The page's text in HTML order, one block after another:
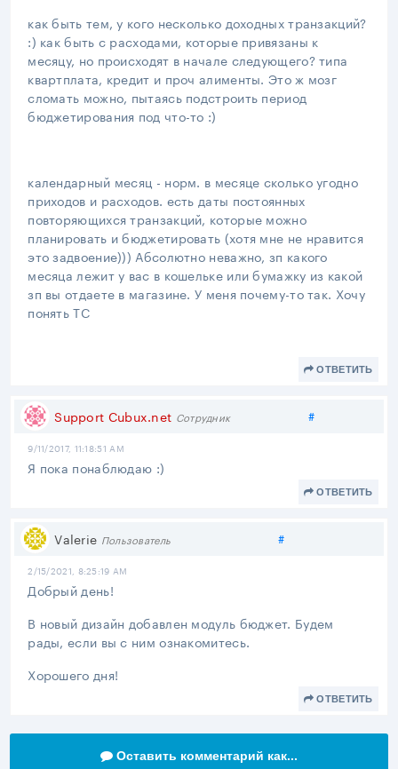
как быть тем, у кого несколько доходных транзакций?
:) как быть с расходами, которые привязаны к
месяцу, но происходят в начале следующего? типа
квартплата, кредит и проч алименты. Это ж мозг
сломать можно, пытаясь подстроить период
бюджетирования под что-то :)
календарный месяц - норм. в месяце сколько угодно
приходов и расходов. есть даты постоянных
повторяющихся транзакций, которые можно
планировать и бюджетировать (хотя мне не нравится
это задвоение))) Абсолютно неважно, зп какого
месяца лежит у вас в кошельке или бумажку из какой
зп вы отдаете в магазине. У меня почему-то так. Хочу
понять ТС
ОТВЕТИТЬ
Support Cubux.net Сотрудник #Поделиться
9/11/2017, 11:18:51 AM
Я пока понаблюдаю :)
ОТВЕТИТЬ
Valerie Пользователь #Поделиться
2/15/2021, 8:25:19 AM
Добрый день!
В новый дизайн добавлен модуль бюджет. Будем
рады, если вы с ним ознакомитесь.
Хорошего дня!
ОТВЕТИТЬ
Оставить комментарий как...